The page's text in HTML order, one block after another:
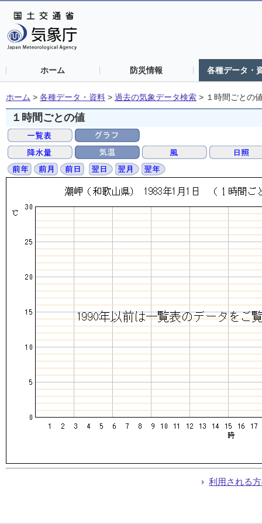
ホーム 防災情報 各種データ・
ホーム > 各種データ・資料 > 過去の気象データ検索 > １時間ごとの
１時間ごとの値
利用される